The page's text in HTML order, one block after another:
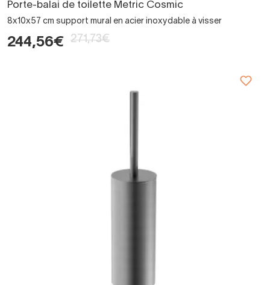
Porte-balai de toilette Metric Cosmic
8x10x57 cm support mural en acier inoxydable à visser
244,56€ 271,73€